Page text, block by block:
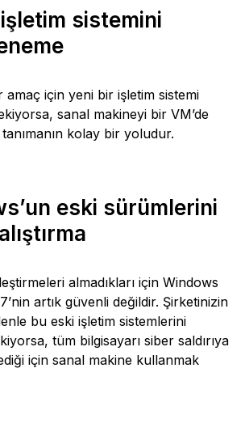
sistemini
amaç için yeni bir işletim sistemi
sanal makineyi bir VM’de
kolay bir yoludur.
eski sürümlerini
almadıkları için Windows
artık güvenli değildir. Şirketinizin
bu eski işletim sistemlerini
tüm bilgisayarı siber saldırıya
için sanal makine kullanmak